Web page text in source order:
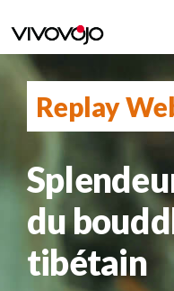
Replay
du
tibétain